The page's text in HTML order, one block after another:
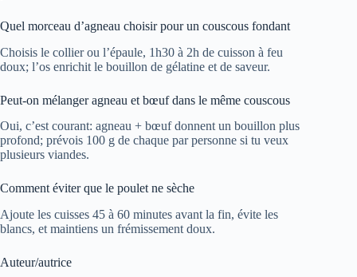
Quel morceau d’agneau choisir pour un couscous fondant
Choisis le collier ou l’épaule, 1h30 à 2h de cuisson à feu
doux; l’os enrichit le bouillon de gélatine et de saveur.
Peut-on mélanger agneau et bœuf dans le même couscous
Oui, c’est courant: agneau + bœuf donnent un bouillon plus
profond; prévois 100 g de chaque par personne si tu veux
plusieurs viandes.
Comment éviter que le poulet ne sèche
Ajoute les cuisses 45 à 60 minutes avant la fin, évite les
blancs, et maintiens un frémissement doux.
Auteur/autrice